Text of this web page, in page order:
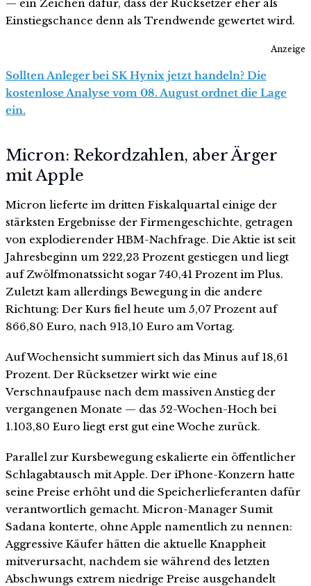
— ein Zeichen dafür, dass der Rücksetzer eher als
Einstiegschance denn als Trendwende gewertet wird.
Anzeige
Sollten Anleger bei SK Hynix jetzt handeln? Die
kostenlose Analyse vom 08. August ordnet die Lage
ein.
Micron: Rekordzahlen, aber Ärger
mit Apple
Micron lieferte im dritten Fiskalquartal einige der
stärksten Ergebnisse der Firmengeschichte, getragen
von explodierender HBM-Nachfrage. Die Aktie ist seit
Jahresbeginn um 222,23 Prozent gestiegen und liegt
auf Zwölfmonatssicht sogar 740,41 Prozent im Plus.
Zuletzt kam allerdings Bewegung in die andere
Richtung: Der Kurs fiel heute um 5,07 Prozent auf
866,80 Euro, nach 913,10 Euro am Vortag.
Auf Wochensicht summiert sich das Minus auf 18,61
Prozent. Der Rücksetzer wirkt wie eine
Verschnaufpause nach dem massiven Anstieg der
vergangenen Monate — das 52-Wochen-Hoch bei
1.103,80 Euro liegt erst gut eine Woche zurück.
Parallel zur Kursbewegung eskalierte ein öffentlicher
Schlagabtausch mit Apple. Der iPhone-Konzern hatte
seine Preise erhöht und die Speicherlieferanten dafür
verantwortlich gemacht. Micron-Manager Sumit
Sadana konterte, ohne Apple namentlich zu nennen:
Aggressive Käufer hätten die aktuelle Knappheit
mitverursacht, nachdem sie während des letzten
Abschwungs extrem niedrige Preise ausgehandelt